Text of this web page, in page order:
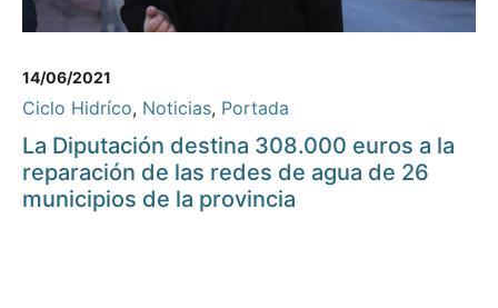
14/06/2021
Ciclo Hidríco, Noticias, Portada
La Diputación destina 308.000 euros a la
reparación de las redes de agua de 26
municipios de la provincia